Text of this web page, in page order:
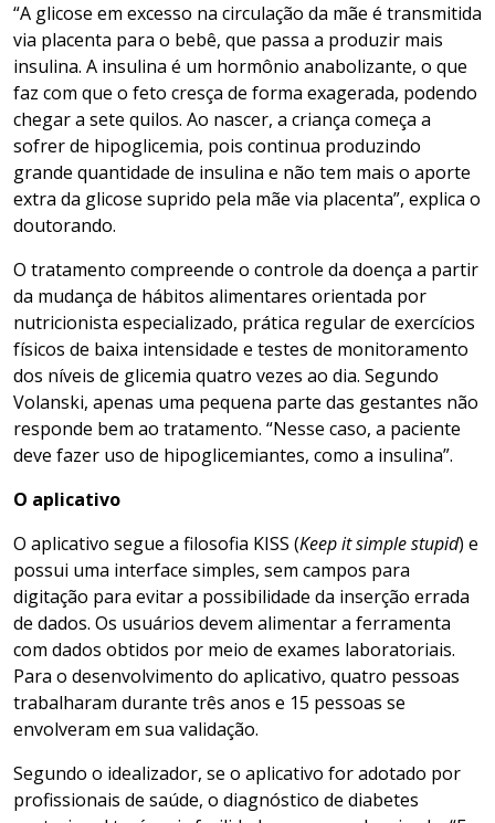
“A glicose em excesso na circulação da mãe é transmitida
via placenta para o bebê, que passa a produzir mais
insulina. A insulina é um hormônio anabolizante, o que
faz com que o feto cresça de forma exagerada, podendo
chegar a sete quilos. Ao nascer, a criança começa a
sofrer de hipoglicemia, pois continua produzindo
grande quantidade de insulina e não tem mais o aporte
extra da glicose suprido pela mãe via placenta”, explica o
doutorando.
O tratamento compreende o controle da doença a partir
da mudança de hábitos alimentares orientada por
nutricionista especializado, prática regular de exercícios
físicos de baixa intensidade e testes de monitoramento
dos níveis de glicemia quatro vezes ao dia. Segundo
Volanski, apenas uma pequena parte das gestantes não
responde bem ao tratamento. “Nesse caso, a paciente
deve fazer uso de hipoglicemiantes, como a insulina”.
O aplicativo
O aplicativo segue a filosofia KISS (Keep it simple stupid) e
possui uma interface simples, sem campos para
digitação para evitar a possibilidade da inserção errada
de dados. Os usuários devem alimentar a ferramenta
com dados obtidos por meio de exames laboratoriais.
Para o desenvolvimento do aplicativo, quatro pessoas
trabalharam durante três anos e 15 pessoas se
envolveram em sua validação.
Segundo o idealizador, se o aplicativo for adotado por
profissionais de saúde, o diagnóstico de diabetes